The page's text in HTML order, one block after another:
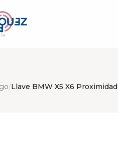
/Llave BMW X5 X6 Proximidad